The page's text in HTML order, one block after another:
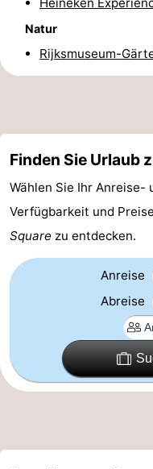
Homohauptstadt
Rotlichtviertel
Stadt
der
Diamante
Plätze
im
Zentrum
Gärten
und
Parks
Stadtviertel
Umgebung
Nordholland
Südholland
Praktisch
Natur
Rijksmuseum-
Finden Sie Urlaub
Wählen Sie Ihr Anreise-
Verfügbarkeit und
Square zu entdecken.
Anreise
Abreise